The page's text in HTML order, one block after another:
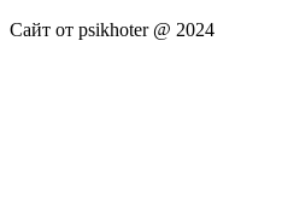
Сайт от psikhoter @ 2024